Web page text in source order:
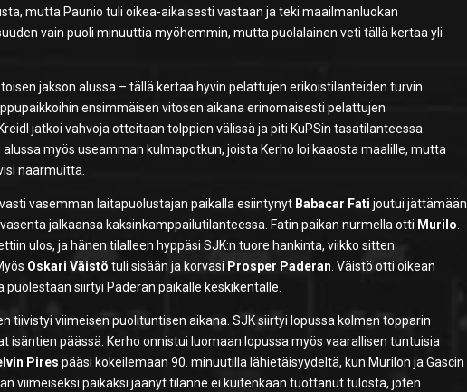
mutta Paunio tuli oikea-aikaisesti vastaan ja teki maailmanluokan
vain puoli minuuttia myöhemmin, mutta puolalainen veti tällä kertaa yli
jakson alussa – tällä kertaa hyvin pelattujen erikoistilanteiden turvin.
ensimmäisen vitosen aikana erinomaisesti pelattujen
jatkoi vahvoja otteitaan tolppien välissä ja piti KuPSin tasatilanteessa.
myös useamman kulmapotkun, joista Kerho loi kaaosta maalille, mutta
naarmuitta.
vasemman laitapuolustajan paikalla esiintynyt Babacar Fati joutui jättämään
jalkaansa kaksinkamppailutilanteessa. Fatin paikan nurmella otti Murilo.
ulos, ja hänen tilalleen hyppäsi SJK:n tuore hankinta, viikko sitten
Oskari Väistö tuli sisään ja korvasi Prosper Paderan. Väistö otti oikean
puolestaan siirtyi Paderan paikalle keskikentälle.
tiivistyi viimeisen puolituntisen aikana. SJK siirtyi lopussa kolmen topparin
isäntien päässä. Kerho onnistui luomaan lopussa myös vaarallisen tuntuisia
Pires pääsi kokeilemaan 90. minuutilla lähietäisyydeltä, kun Murilon ja Gascin
viimeiseksi paikaksi jäänyt tilanne ei kuitenkaan tuottanut tulosta, joten